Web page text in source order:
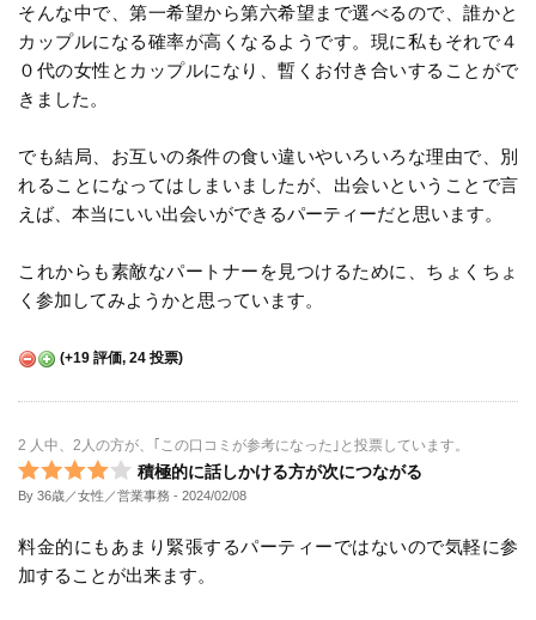
そんな中で、第一希望から第六希望まで選べるので、誰かと
カップルになる確率が高くなるようです。現に私もそれで４
０代の女性とカップルになり、暫くお付き合いすることがで
きました。
でも結局、お互いの条件の食い違いやいろいろな理由で、別
れることになってはしまいましたが、出会いということで言
えば、本当にいい出会いができるパーティーだと思います。
これからも素敵なパートナーを見つけるために、ちょくちょ
く参加してみようかと思っています。
(+19 評価, 24 投票)
2 人中、2人の方が、｢この口コミが参考になった｣と投票しています。
積極的に話しかける方が次につながる
By 36歳／女性／営業事務 - 2024/02/08
料金的にもあまり緊張するパーティーではないので気軽に参
加することが出来ます。